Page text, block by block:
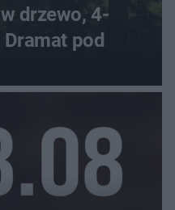
drzewo, 4-
pod